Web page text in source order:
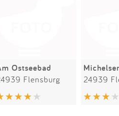
Ostseebad
Flensburg 24939